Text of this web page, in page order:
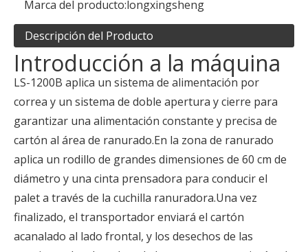
Marca del producto:longxingsheng
Descripción del Producto
Introducción a la máquina
LS-1200B aplica un sistema de alimentación por
correa y un sistema de doble apertura y cierre para
garantizar una alimentación constante y precisa de
cartón al área de ranurado.En la zona de ranurado
aplica un rodillo de grandes dimensiones de 60 cm de
diámetro y una cinta prensadora para conducir el
palet a través de la cuchilla ranuradora.Una vez
finalizado, el transportador enviará el cartón
acanalado al lado frontal, y los desechos de las